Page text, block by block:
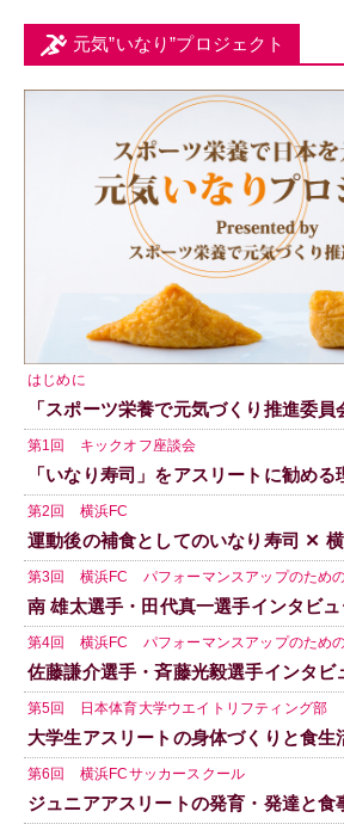
元気”いなり”プロジェクト
はじめに
「スポーツ栄養で元気づくり推進委
第1回 キックオフ座談会
「いなり寿司」をアスリートに勧める
第2回 横浜FC
運動後の補食としてのいなり寿司 ✕
第3回 横浜FC パフォーマンスアップのための
南 雄太選手・田代真一選手インタビ
第4回 横浜FC パフォーマンスアップのための
佐藤謙介選手・斉藤光毅選手インタビ
第5回 日本体育大学ウエイトリフティング部
大学生アスリートの身体づくりと食生
第6回 横浜FCサッカースクール
ジュニアアスリートの発育・発達と食